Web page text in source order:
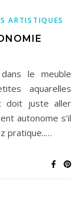
ARTISTIQUES
aquarelles
doit juste aller
autonome s’il
pratique..…